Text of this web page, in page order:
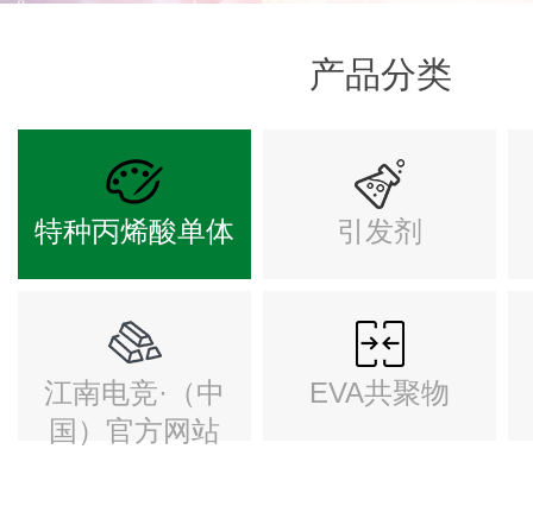
产品分类
特种丙烯酸单体 引发剂
江南电竞·（中
国）官方网站
EVA共聚物